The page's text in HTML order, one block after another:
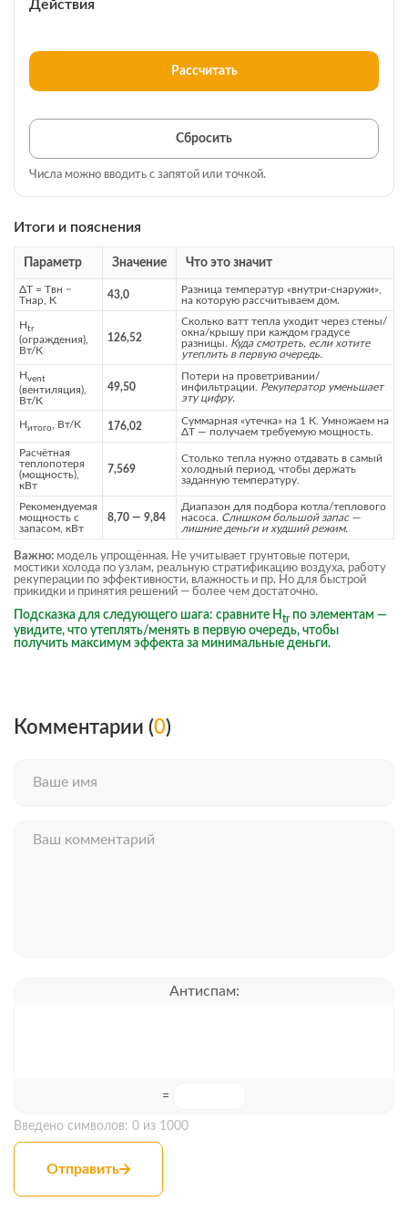
Действия
Рассчитать
Сбросить
Числа можно вводить с запятой или точкой.
Итоги и пояснения
Параметр Значение Что это значит
ΔT = Tвн −
Tнар, К
43,0
Разница температур «внутри‑снаружи»,
на которую рассчитываем дом.
Htr
(ограждения),
Вт/К
126,52
Сколько ватт тепла уходит через стены/
окна/крышу при каждом градусе
разницы. Куда смотреть, если хотите
утеплить в первую очередь.
Hvent
(вентиляция),
Вт/К
49,50
Потери на проветривании/
инфильтрации. Рекуператор уменьшает
эту цифру.
Hитого , Вт/К 176,02
Суммарная «утечка» на 1 К. Умножаем на
ΔT — получаем требуемую мощность.
Расчётная
теплопотеря
(мощность),
кВт
7,569
Столько тепла нужно отдавать в самый
холодный период, чтобы держать
заданную температуру.
Рекомендуемая
мощность с
запасом, кВт
8,70 — 9,84
Диапазон для подбора котла/теплового
насоса. Слишком большой запас —
лишние деньги и худший режим.
Важно: модель упрощённая. Не учитывает грунтовые потери,
мостики холода по узлам, реальную стратификацию воздуха, работу
рекуперации по эффективности, влажность и пр. Но для быстрой
прикидки и принятия решений — более чем достаточно.
Подсказка для следующего шага: сравните H trпо элементам —
увидите, что утеплять/менять в первую очередь, чтобы
получить максимум эффекта за минимальные деньги.
Комментарии (0)
Отправить
Введено символов: 0 из 1000
Антиспам:
=